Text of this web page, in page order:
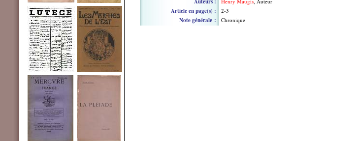
Article en page(s) : 2-3
Note générale : Chronique